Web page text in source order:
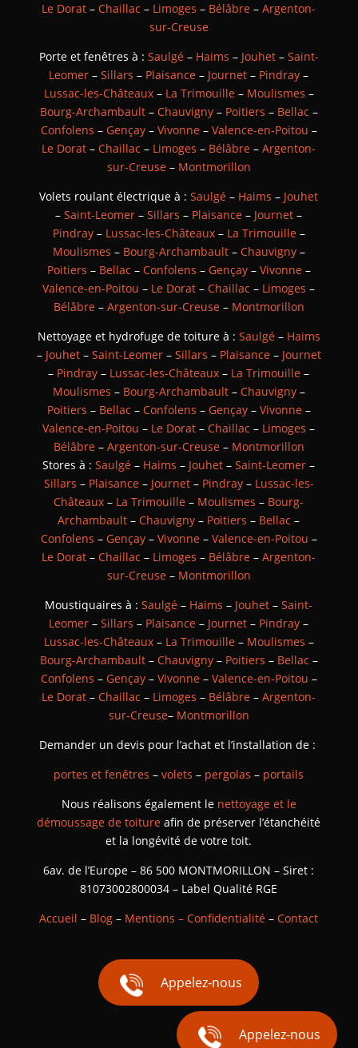
Le Dorat –Chaillac – Limoges – Bélâbre –Argenton-
sur-Creuse
Porte et fenêtres à : Saulgé– Haims – Jouhet– Saint-
Leomer –Sillars – Plaisance – Journet – Pindray –
Lussac-les-Châteaux– La Trimouille– Moulismes –
Bourg-Archambault– Chauvigny– Poitiers – Bellac –
Confolens – Gençay– Vivonne– Valence-en-Poitou –
Le Dorat –Chaillac – Limoges – Bélâbre –Argenton-
sur-Creuse– Montmorillon
Volets roulant électrique à :Saulgé – Haims – Jouhet
–Saint-Leomer –Sillars – Plaisance – Journet –
Pindray– Lussac-les-Châteaux– La Trimouille–
Moulismes – Bourg-Archambault– Chauvigny–
Poitiers – Bellac – Confolens – Gençay– Vivonne–
Valence-en-Poitou – Le Dorat –Chaillac – Limoges –
Bélâbre– Argenton-sur-Creuse– Montmorillon
Nettoyage et hydrofuge de toiture à : Saulgé– Haims
– Jouhet– Saint-Leomer– Sillars – Plaisance– Journet
– Pindray – Lussac-les-Châteaux – La Trimouille –
Moulismes – Bourg-Archambault– Chauvigny–
Poitiers – Bellac – Confolens – Gençay– Vivonne–
Valence-en-Poitou – Le Dorat –Chaillac – Limoges –
Bélâbre– Argenton-sur-Creuse– Montmorillon
Stores à :Saulgé – Haims – Jouhet –Saint-Leomer –
Sillars – Plaisance– Journet– Pindray– Lussac-les-
Châteaux – La Trimouille – Moulismes – Bourg-
Archambault –Chauvigny – Poitiers – Bellac –
Confolens – Gençay– Vivonne– Valence-en-Poitou –
Le Dorat –Chaillac – Limoges – Bélâbre –Argenton-
sur-Creuse– Montmorillon
Moustiquaires à :Saulgé – Haims – Jouhet –Saint-
Leomer –Sillars – Plaisance – Journet – Pindray –
Lussac-les-Châteaux– La Trimouille– Moulismes –
Bourg-Archambault– Chauvigny– Poitiers – Bellac –
Confolens – Gençay– Vivonne– Valence-en-Poitou –
Le Dorat –Chaillac – Limoges – Bélâbre –Argenton-
sur-Creuse– Montmorillon
Demander un devis pour l’achat et l’installation de :
portes et fenêtres –volets – pergolas – portails
Nous réalisons également le nettoyage et le
démoussage de toiture afin de préserver l’étanchéité
et la longévité de votre toit.
6av. de l’Europe – 86 500 MONTMORILLON – Siret :
81073002800034 – Label Qualité RGE
Accueil – Blog – Mentions – Confidentialité –Contact
Appelez-nous
Appelez-nous